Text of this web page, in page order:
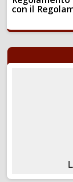
con il